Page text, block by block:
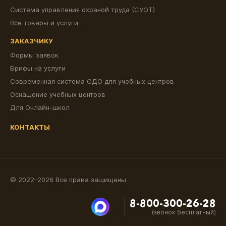
Система управления охраной труда (СУОТ)
Все товары и услуги
ЗАКАЗЧИКУ
Формы заявок
Брифы на услуги
Современная система СДО для учебных центров
Оснащение учебных центров
Для Онлайн-школ
КОНТАКТЫ
© 2022-2026 Все права защищены
8-800-300-26-28
(звонок бесплатный)